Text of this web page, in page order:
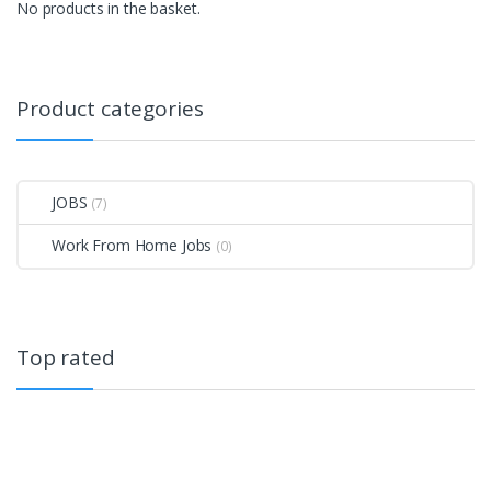
No products in the basket.
Product categories
JOBS (7)
Work From Home Jobs (0)
Top rated